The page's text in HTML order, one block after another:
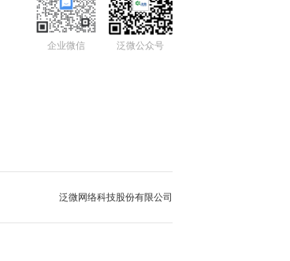
企业微信 泛微公众号
泛微网络科技股份有限公司